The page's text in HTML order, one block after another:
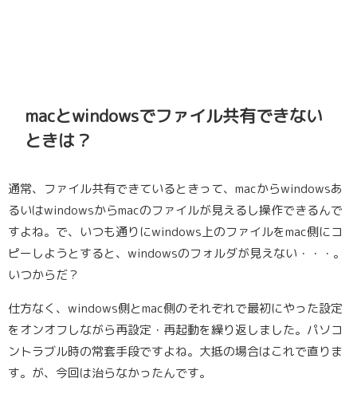
macとwindowsでファイル共有できない
ときは？
通常、ファイル共有できているときって、macからwindowsあ
るいはwindowsからmacのファイルが見えるし操作できるんで
すよね。で、いつも通りにwindows上のファイルをmac側にコ
ピーしようとすると、windowsのフォルダが見えない・・・。
いつからだ？
仕方なく、windows側とmac側のそれぞれで最初にやった設定
をオンオフしながら再設定・再起動を繰り返しました。パソコ
ントラブル時の常套手段ですよね。大抵の場合はこれで直りま
す。が、今回は治らなかったんです。